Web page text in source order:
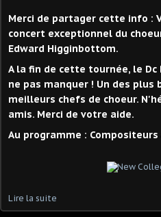
Merci de partager cette info :
concert exceptionnel du
Edward Higginbottom.
A la fin de cette tournée, le
ne pas manquer ! Un des plus
meilleurs chefs de choeur.
amis. Merci de votre aide.
Au programme :
Lire la suite